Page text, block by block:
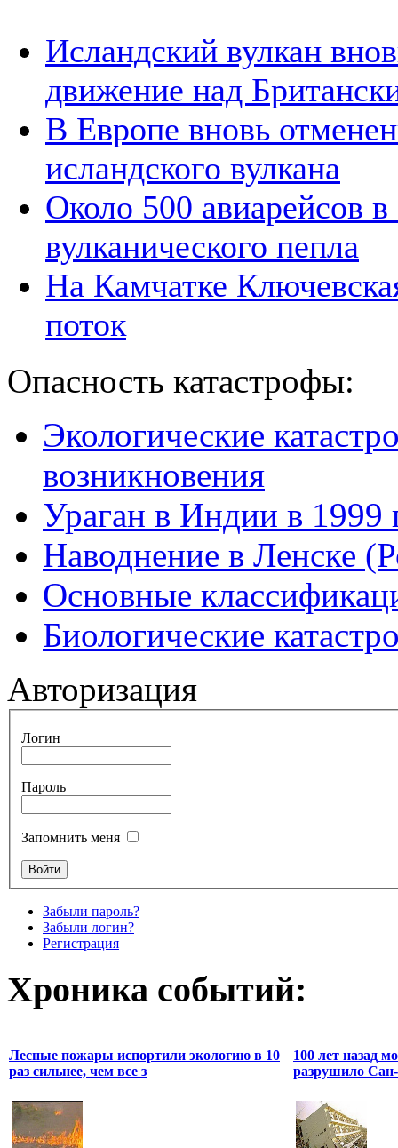
Исландский вулкан
движение над
В Европе вновь
исландского вулкана
Около 500 авиарейсов
вулканического пепла
На Камчатке
поток
Опасность катастрофы:
Экологические
возникновения
Ураган в Индии в 1999
Наводнение в Ленске
Основные
Биологические
Авторизация
Логин
Пароль
Запомнить меня
Забыли пароль?
Забыли логин?
Регистрация
Хроника событий:
Лесные пожары испортили экологию в 10
раз сильнее, чем все з
100 лет назад
разрушило